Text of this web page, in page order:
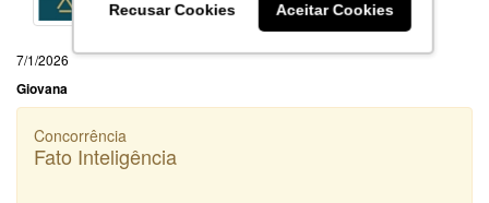
Recusar Cookies Aceitar Cookies
7/1/2026
Giovana
Concorrência
Fato Inteligência